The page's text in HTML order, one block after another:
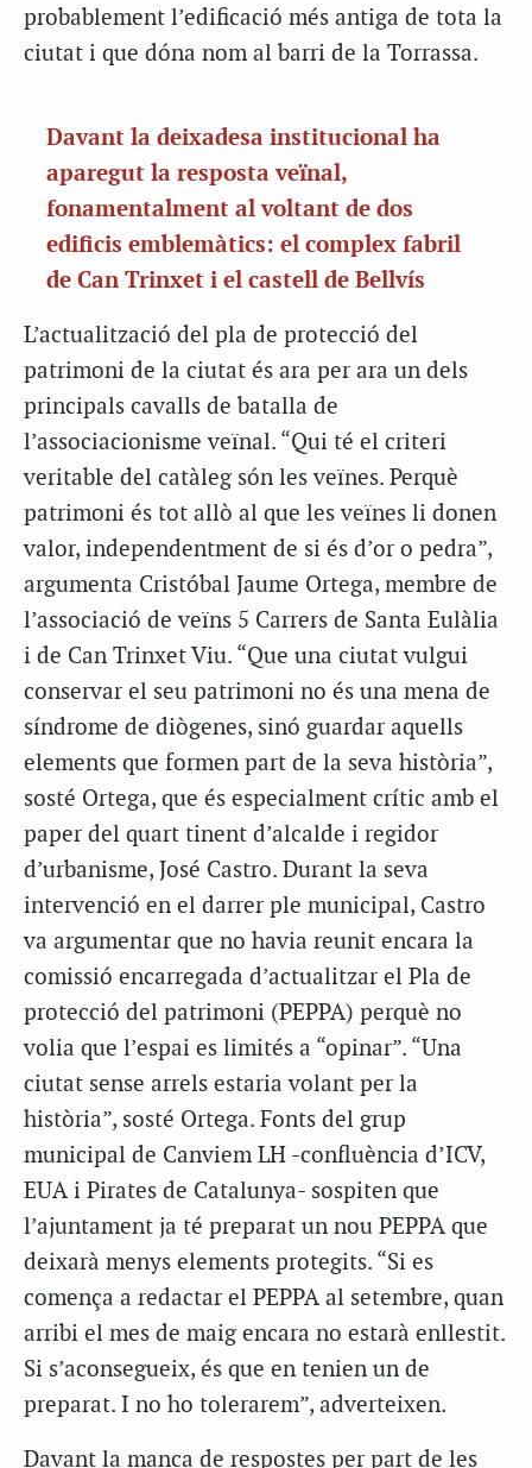
probablement l’edificació més antiga de tota la
ciutat i que dóna nom al barri de la Torrassa.
Davant la deixadesa institucional ha
aparegut la resposta veïnal,
fonamentalment al voltant de dos
edificis emblemàtics: el complex fabril
de Can Trinxet i el castell de Bellvís
L’actualització del pla de protecció del
patrimoni de la ciutat és ara per ara un dels
principals cavalls de batalla de
l’associacionisme veïnal. “Qui té el criteri
veritable del catàleg són les veïnes. Perquè
patrimoni és tot allò al que les veïnes li donen
valor, independentment de si és d’or o pedra”,
argumenta Cristóbal Jaume Ortega, membre de
l’associació de veïns 5 Carrers de Santa Eulàlia
i de Can Trinxet Viu. “Que una ciutat vulgui
conservar el seu patrimoni no és una mena de
síndrome de diògenes, sinó guardar aquells
elements que formen part de la seva història”,
sosté Ortega, que és especialment crític amb el
paper del quart tinent d’alcalde i regidor
d’urbanisme, José Castro. Durant la seva
intervenció en el darrer ple municipal, Castro
va argumentar que no havia reunit encara la
comissió encarregada d’actualitzar el Pla de
protecció del patrimoni (PEPPA) perquè no
volia que l’espai es limités a “opinar”. “Una
ciutat sense arrels estaria volant per la
història”, sosté Ortega. Fonts del grup
municipal de Canviem LH -confluència d’ICV,
EUA i Pirates de Catalunya- sospiten que
l’ajuntament ja té preparat un nou PEPPA que
deixarà menys elements protegits. “Si es
comença a redactar el PEPPA al setembre, quan
arribi el mes de maig encara no estarà enllestit.
Si s’aconsegueix, és que en tenien un de
preparat. I no ho tolerarem”, adverteixen.
Davant la manca de respostes per part de les